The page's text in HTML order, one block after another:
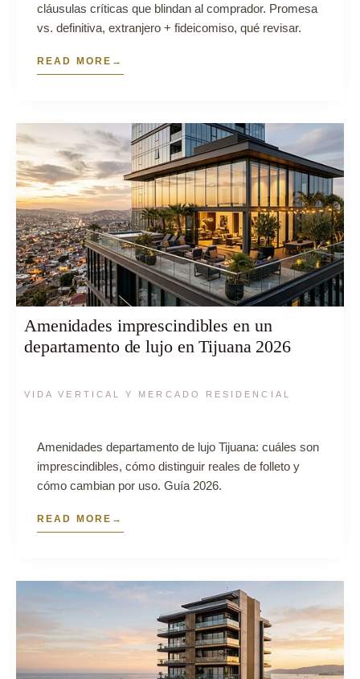
cláusulas críticas que blindan al comprador. Promesa
vs. definitiva, extranjero + fideicomiso, qué revisar.
READ MORE
Amenidades imprescindibles en un
departamento de lujo en Tijuana 2026
VIDA VERTICAL Y MERCADO RESIDENCIAL
Amenidades departamento de lujo Tijuana: cuáles son
imprescindibles, cómo distinguir reales de folleto y
cómo cambian por uso. Guía 2026.
READ MORE